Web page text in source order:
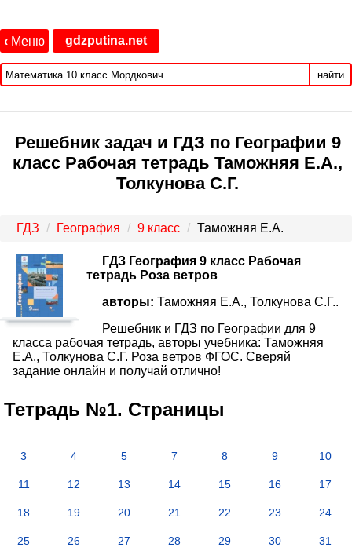
‹ Меню gdzputina.net
найти
Решебник задач и ГДЗ по Географии 9
класс Рабочая тетрадь Таможняя Е.А.,
Толкунова С.Г.
ГДЗ География 9 класс Таможняя Е.А.
ГДЗ География 9 класс Рабочая
тетрадь Роза ветров
авторы: Таможняя Е.А., Толкунова С.Г..
Решебник и ГДЗ по Географии для 9
класса рабочая тетрадь, авторы учебника: Таможняя
Е.А., Толкунова С.Г. Роза ветров ФГОС. Сверяй
задание онлайн и получай отлично!
Тетрадь №1. Страницы
3 4 5 7 8 9 10
11 12 13 14 15 16 17
18 19 20 21 22 23 24
25 26 27 28 29 30 31